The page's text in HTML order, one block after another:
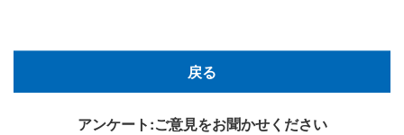
戻る
アンケート:ご意見をお聞かせください